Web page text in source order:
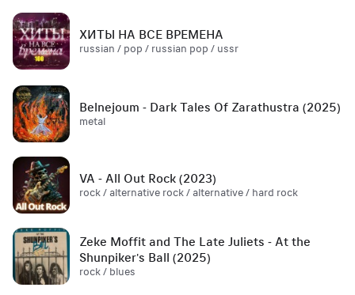
ХИТЫ НА ВСЕ ВРЕМЕНА
russian / pop / russian pop / ussr
Belnejoum - Dark Tales Of Zarathustra (2025)
metal
VA - All Out Rock (2023)
rock / alternative rock / alternative / hard rock
Zeke Moffit and The Late Juliets - At the
Shunpiker's Ball (2025)
rock / blues